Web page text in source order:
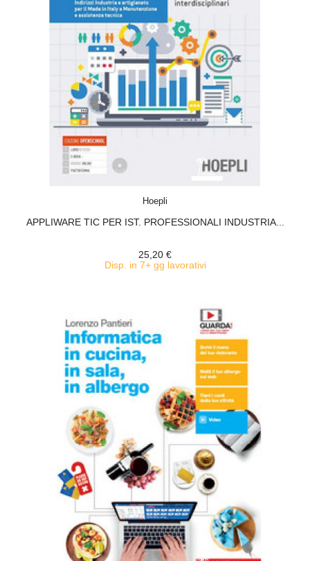
Hoepli
APPLIWARE TIC PER IST. PROFESSIONALI INDUSTRIA...
25,20 €
Disp. in 7+ gg lavorativi